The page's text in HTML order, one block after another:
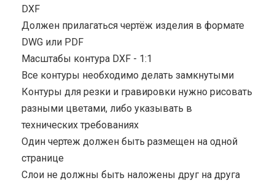
DXF
Должен прилагаться чертёж изделия в формате
DWG или PDF
Масштабы контура DXF - 1:1
Все контуры необходимо делать замкнутыми
Контуры для резки и гравировки нужно рисовать
разными цветами, либо указывать в
технических требованиях
Один чертеж должен быть размещен на одной
странице
Cлои не должны быть наложены друг на друга